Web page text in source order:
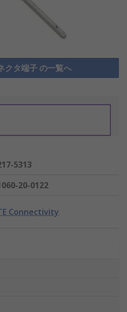
クタ端子 の一覧へ
5313
20-0122
Connectivity